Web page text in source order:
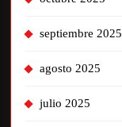
septiembre 2025
agosto 2025
julio 2025